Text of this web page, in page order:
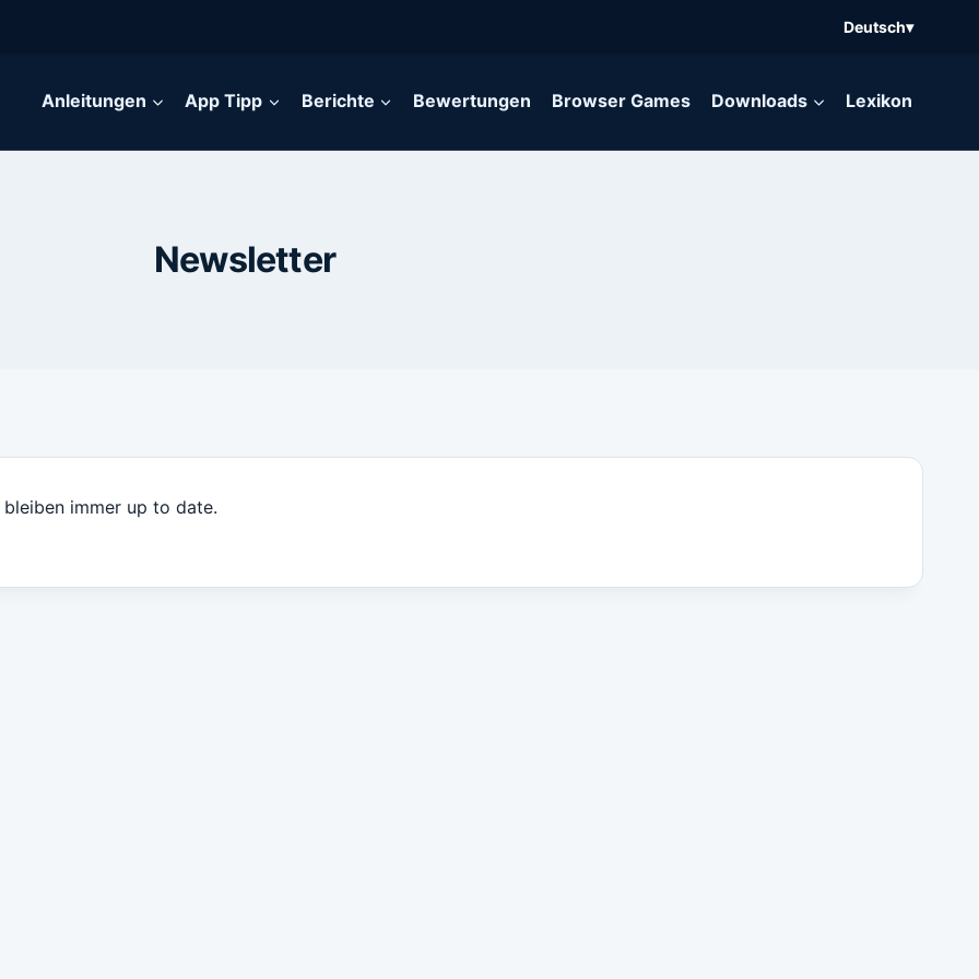
Deutsch▾
Anleitungen App Tipp Berichte Bewertungen Browser Games Downloads Lexikon
Newsletter
immer up to date.